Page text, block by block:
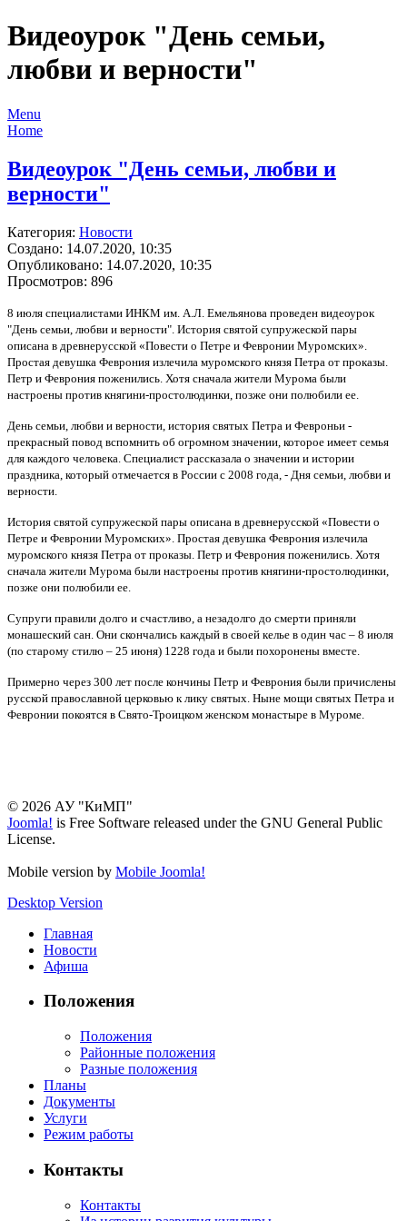
Видеоурок "День семьи,
любви и верности"
Menu
Home
Видеоурок "День семьи, любви и
верности"
Категория: Новости
Создано: 14.07.2020, 10:35
Опубликовано: 14.07.2020, 10:35
Просмотров: 896
8 июля специалистами ИНКМ им. А.Л. Емельянова проведен видеоурок
"День семьи, любви и верности". История святой супружеской пары
описана в древнерусской «Повести о Петре и Февронии Муромских».
Простая девушка Феврония излечила муромского князя Петра от проказы.
Петр и Феврония поженились. Хотя сначала жители Мурома были
настроены против княгини-простолюдинки, позже они полюбили ее.
День семьи, любви и верности, история святых Петра и Февроньи -
прекрасный повод вспомнить об огромном значении, которое имеет семья
для каждого человека. Специалист рассказала о значении и истории
праздника, который отмечается в России с 2008 года, - Дня семьи, любви и
верности.
История святой супружеской пары описана в древнерусской «Повести о
Петре и Февронии Муромских». Простая девушка Феврония излечила
муромского князя Петра от проказы. Петр и Феврония поженились. Хотя
сначала жители Мурома были настроены против княгини-простолюдинки,
позже они полюбили ее.
Супруги правили долго и счастливо, а незадолго до смерти приняли
монашеский сан. Они скончались каждый в своей келье в один час – 8 июля
(по старому стилю – 25 июня) 1228 года и были похоронены вместе.
Примерно через 300 лет после кончины Петр и Феврония были причислены
русской православной церковью к лику святых. Ныне мощи святых Петра и
Февронии покоятся в Свято-Троицком женском монастыре в Муроме.
© 2026 АУ "КиМП"
Joomla! is Free Software released under the GNU General Public
License.
Mobile version by Mobile Joomla!
Desktop Version
Главная
Новости
Афиша
Положения
Положения
Районные положения
Разные положения
Планы
Документы
Услуги
Режим работы
Контакты
Контакты